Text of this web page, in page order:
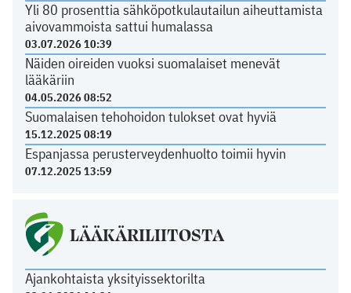
Yli 80 prosenttia sähköpotkulautailun aiheuttamista
aivovammoista sattui humalassa
03.07.2026 10:39
Näiden oireiden vuoksi suomalaiset menevät
lääkäriin
04.05.2026 08:52
Suomalaisen tehohoidon tulokset ovat hyviä
15.12.2025 08:19
Espanjassa perusterveydenhuolto toimii hyvin
07.12.2025 13:59
LÄÄKÄRILIITOSTA
Ajankohtaista yksityissektorilta